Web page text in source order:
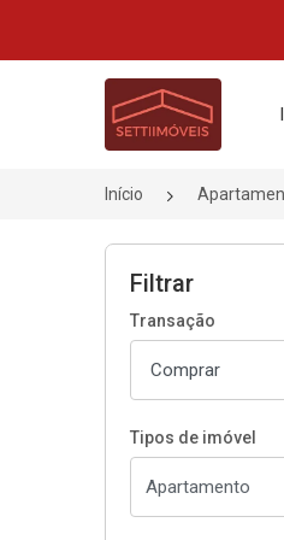
Página inicial
Início
Filtrar
Transação
Tipos de imóvel